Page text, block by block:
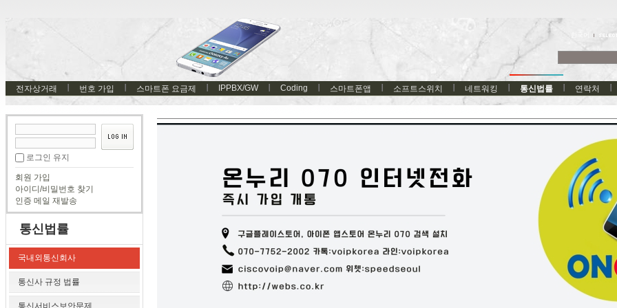
전자상거래 번호 가입 스마트폰 요금제 IPPBX/GW Coding 스마트폰앱 소프트스위치 네트워킹 통신법률 연락처
로그인 유지
회원 가입
아이디/비밀번호 찾기
인증 메일 재발송
통신법률
국내외통신회사
통신사 규정 법률
통신서비스보안문제